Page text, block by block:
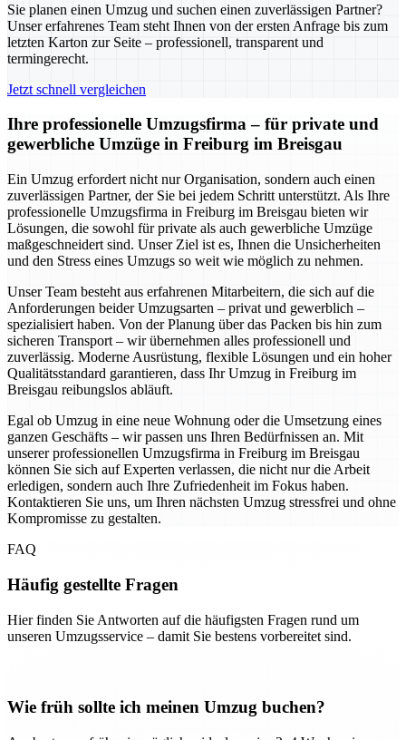
Sie planen einen Umzug und suchen einen zuverlässigen Partner?
Unser erfahrenes Team steht Ihnen von der ersten Anfrage bis zum
letzten Karton zur Seite – professionell, transparent und
termingerecht.
Jetzt schnell vergleichen
Ihre professionelle Umzugsfirma – für private und
gewerbliche Umzüge in Freiburg im Breisgau
Ein Umzug erfordert nicht nur Organisation, sondern auch einen
zuverlässigen Partner, der Sie bei jedem Schritt unterstützt. Als Ihre
professionelle Umzugsfirma in Freiburg im Breisgau bieten wir
Lösungen, die sowohl für private als auch gewerbliche Umzüge
maßgeschneidert sind. Unser Ziel ist es, Ihnen die Unsicherheiten
und den Stress eines Umzugs so weit wie möglich zu nehmen.
Unser Team besteht aus erfahrenen Mitarbeitern, die sich auf die
Anforderungen beider Umzugsarten – privat und gewerblich –
spezialisiert haben. Von der Planung über das Packen bis hin zum
sicheren Transport – wir übernehmen alles professionell und
zuverlässig. Moderne Ausrüstung, flexible Lösungen und ein hoher
Qualitätsstandard garantieren, dass Ihr Umzug in Freiburg im
Breisgau reibungslos abläuft.
Egal ob Umzug in eine neue Wohnung oder die Umsetzung eines
ganzen Geschäfts – wir passen uns Ihren Bedürfnissen an. Mit
unserer professionellen Umzugsfirma in Freiburg im Breisgau
können Sie sich auf Experten verlassen, die nicht nur die Arbeit
erledigen, sondern auch Ihre Zufriedenheit im Fokus haben.
Kontaktieren Sie uns, um Ihren nächsten Umzug stressfrei und ohne
Kompromisse zu gestalten.
FAQ
Häufig gestellte Fragen
Hier finden Sie Antworten auf die häufigsten Fragen rund um
unseren Umzugsservice – damit Sie bestens vorbereitet sind.
Wie früh sollte ich meinen Umzug buchen?